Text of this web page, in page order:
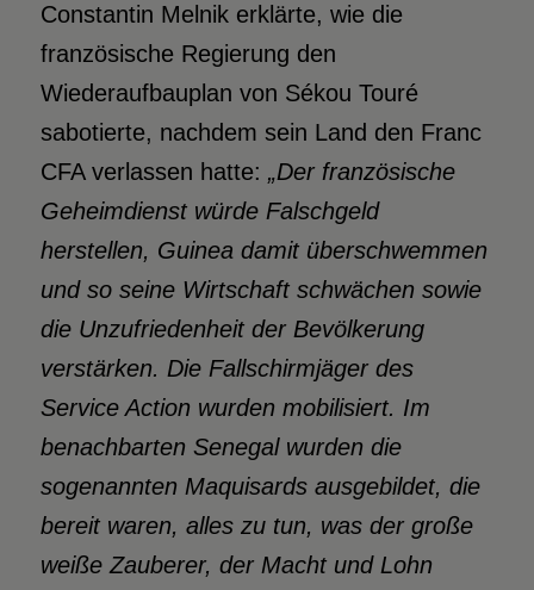
Constantin Melnik erklärte, wie die
französische Regierung den
Wiederaufbauplan von Sékou Touré
sabotierte, nachdem sein Land den Franc
CFA verlassen hatte: „Der französische
Geheimdienst würde Falschgeld
herstellen, Guinea damit überschwemmen
und so seine Wirtschaft schwächen sowie
die Unzufriedenheit der Bevölkerung
verstärken. Die Fallschirmjäger des
Service Action wurden mobilisiert. Im
benachbarten Senegal wurden die
sogenannten Maquisards ausgebildet, die
bereit waren, alles zu tun, was der große
weiße Zauberer, der Macht und Lohn